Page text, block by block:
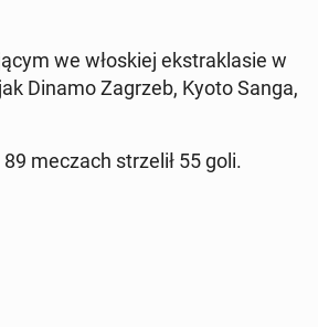
we wło­skiej eks­tra­kla­sie w
Dinamo Zagrzeb, Kyoto Sanga,
meczach strze­lił 55 goli.